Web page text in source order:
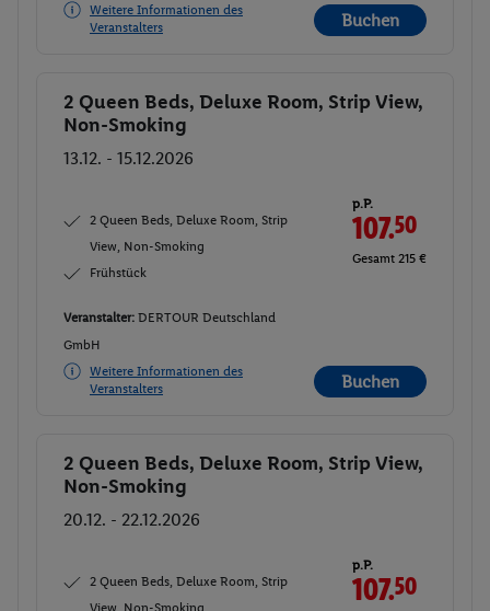
Weitere Informationen des
Veranstalters
Buchen
Buchen
2 Queen Beds, Deluxe Room, Strip View,
Non-Smoking
13.12. - 15.12.2026
2 Queen Beds, Deluxe Room, Strip
View, Non-Smoking
Frühstück
p.P.
107.50
Gesamt 215 €
Veranstalter: DERTOUR Deutschland
GmbH
Weitere Informationen des
Veranstalters
Buchen
Buchen
2 Queen Beds, Deluxe Room, Strip View,
Non-Smoking
20.12. - 22.12.2026
2 Queen Beds, Deluxe Room, Strip
View, Non-Smoking
p.P.
107.50